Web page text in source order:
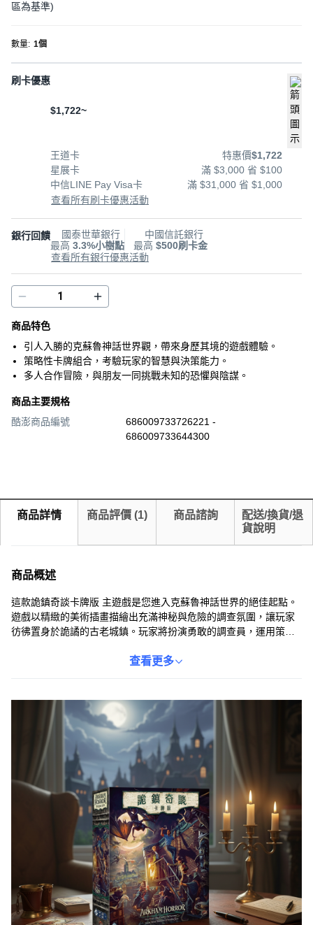
區為基準)
數量: 1個
刷卡優惠
$1,722~
王道卡 特惠價$1,722
星展卡
滿 $3,000 省 $100
中信LINE Pay Visa卡
滿 $31,000 省 $1,000
查看所有刷卡優惠活動
銀行回饋
國泰世華銀行
最高 3.3%小樹點
中國信託銀行
最高 $500刷卡金
查看所有銀行優惠活動
商品特色
引人入勝的克蘇魯神話世界觀，帶來身歷其境的遊戲體驗。
策略性卡牌組合，考驗玩家的智慧與決策能力。
多人合作冒險，與朋友一同挑戰未知的恐懼與陰謀。
商品主要規格
酷澎商品編號
686009733726221 -
686009733644300
商品詳情 商品評價 (1) 商品諮詢
配送/換貨/退
貨說明
商品概述
這款詭鎮奇談卡牌版 主遊戲是您進入克蘇魯神話世界的絕佳起點。
遊戲以精緻的美術插畫描繪出充滿神秘與危險的調查氛圍，讓玩家
彷彿置身於詭譎的古老城鎮。玩家將扮演勇敢的調查員，運用策略
戰與劇本，考驗著您的智慧與應變能力，確保您與夥伴們都能獲得
查看更多